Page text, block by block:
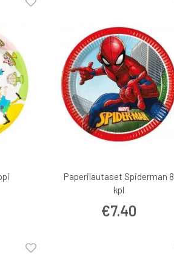
Paperilautaset Spiderman 8
kpl
€7.40